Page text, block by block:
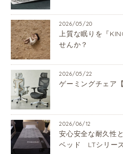
2026/05/20
上質な眠りを『
せんか？
2026/05/22
ゲーミングチェア
2026/06/12
安心安全な耐久性
ベッド LTシリーズ